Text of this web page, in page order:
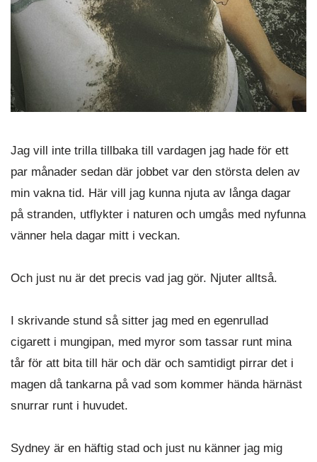
Jag vill inte trilla tillbaka till vardagen jag hade för ett
par månader sedan där jobbet var den största delen av
min vakna tid. Här vill jag kunna njuta av långa dagar
på stranden, utflykter i naturen och umgås med nyfunna
vänner hela dagar mitt i veckan.
Och just nu är det precis vad jag gör. Njuter alltså.
I skrivande stund så sitter jag med en egenrullad
cigarett i mungipan, med myror som tassar runt mina
tår för att bita till här och där och samtidigt pirrar det i
magen då tankarna på vad som kommer hända härnäst
snurrar runt i huvudet.
Sydney är en häftig stad och just nu känner jag mig